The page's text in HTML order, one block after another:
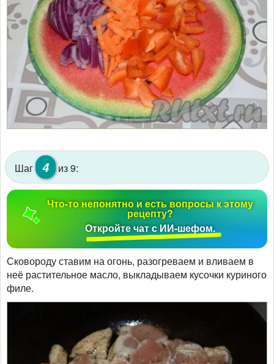
Шаг 4 из 9:
Что-то непонятно и есть вопросы к этому
рецепту?
Откройте чат с ИИ-шефом.
Сковороду ставим на огонь, разогреваем и вливаем в
неё растительное масло, выкладываем кусочки куриного
филе.